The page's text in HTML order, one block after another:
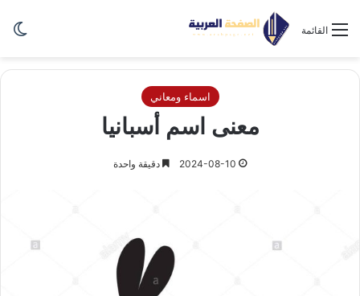
القائمة
اسماء ومعاني
معنى اسم أسبانيا
2024-08-10 دقيقة واحدة